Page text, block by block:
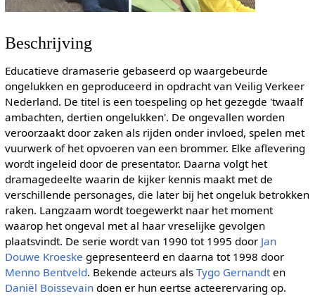
Beschrijving
Educatieve dramaserie gebaseerd op waargebeurde
ongelukken en geproduceerd in opdracht van Veilig Verkeer
Nederland. De titel is een toespeling op het gezegde 'twaalf
ambachten, dertien ongelukken'. De ongevallen worden
veroorzaakt door zaken als rijden onder invloed, spelen met
vuurwerk of het opvoeren van een brommer. Elke aflevering
wordt ingeleid door de presentator. Daarna volgt het
dramagedeelte waarin de kijker kennis maakt met de
verschillende personages, die later bij het ongeluk betrokken
raken. Langzaam wordt toegewerkt naar het moment
waarop het ongeval met al haar vreselijke gevolgen
plaatsvindt. De serie wordt van 1990 tot 1995 door Jan
Douwe Kroeske gepresenteerd en daarna tot 1998 door
Menno Bentveld. Bekende acteurs als Tygo Gernandten
Daniël Boissevaindoen er hun eertse acteerervaring op.